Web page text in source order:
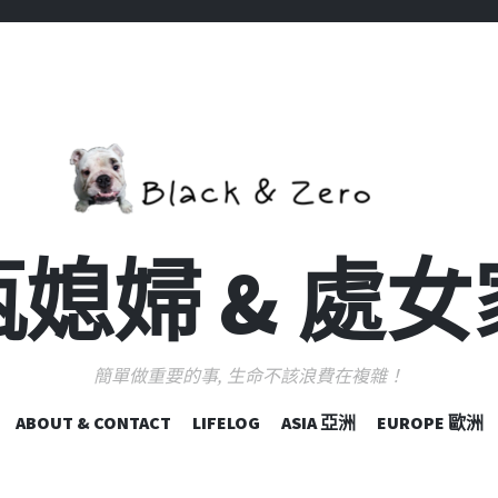
婦 & 處
簡單做重要的事, 生命不該浪費在複雜！
跳
ABOUT & CONTACT LIFELOG ASIA 亞洲 EUROPE 歐洲